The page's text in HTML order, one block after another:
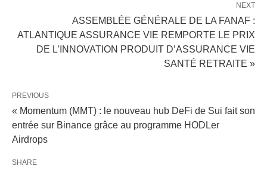
NEXT
ASSEMBLÉE GÉNÉRALE DE LA FANAF :
ATLANTIQUE ASSURANCE VIE REMPORTE LE PRIX
DE L’INNOVATION PRODUIT D’ASSURANCE VIE
SANTÉ RETRAITE »
PREVIOUS
« Momentum (MMT) : le nouveau hub DeFi de Sui fait son
entrée sur Binance grâce au programme HODLer
Airdrops
SHARE